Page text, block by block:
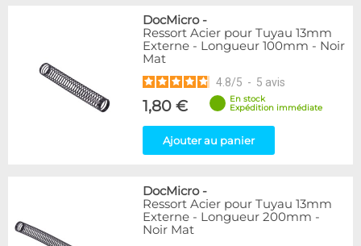
DocMicro-
Ressort Acier pour Tuyau 13mm
Externe - Longueur 100mm - Noir
Mat
4.8/5 - 5 avis
1,80 €
En stock
Expédition immédiate
Ajouter au panier
DocMicro-
Ressort Acier pour Tuyau 13mm
Externe - Longueur 200mm -
Noir Mat